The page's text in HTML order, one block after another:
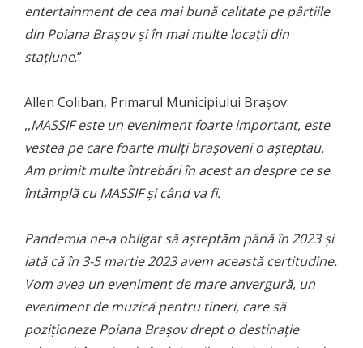
entertainment de cea mai bună calitate pe pârtiile
din Poiana Brașov și în mai multe locații din
stațiune.”
Allen Coliban, Primarul Municipiului Brașov:
,,MASSIF este un eveniment foarte important, este
vestea pe care foarte mulți brașoveni o așteptau.
Am primit multe întrebări în acest an despre ce se
întâmplă cu MASSIF și când va fi.
Pandemia ne-a obligat să așteptăm până în 2023 și
iată că în 3-5 martie 2023 avem această certitudine.
Vom avea un eveniment de mare anvergură, un
eveniment de muzică pentru tineri, care să
poziționeze Poiana Brașov drept o destinație